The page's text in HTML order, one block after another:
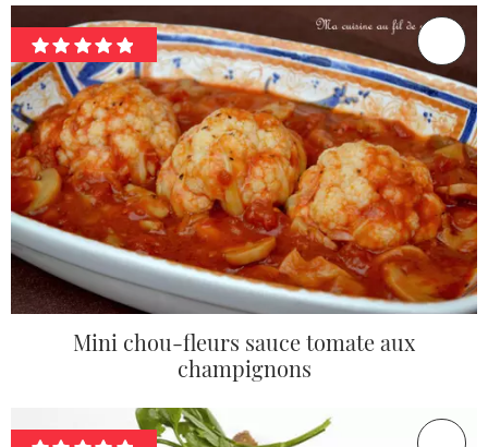
Mini chou-fleurs sauce tomate aux
champignons